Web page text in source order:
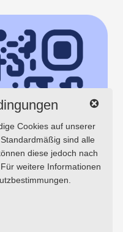
Cookies auf unserer
sind alle
diese jedoch nach
weitere Informationen